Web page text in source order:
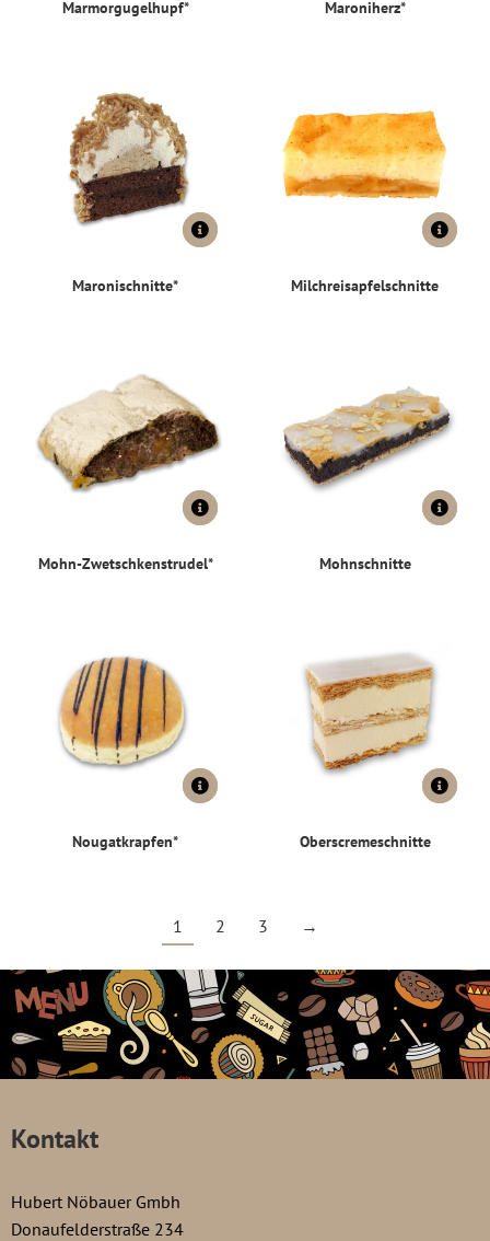
Marmorgugelhupf* Maroniherz*
Maronischnitte* Milchreisapfelschnitte
Mohn-Zwetschkenstrudel* Mohnschnitte
Nougatkrapfen* Oberscremeschnitte
1 2 3 →
Kontakt
Hubert Nöbauer Gmbh
Donaufelderstraße 234